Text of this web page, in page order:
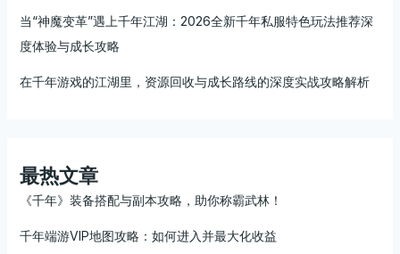
当“神魔变革”遇上千年江湖：2026全新千年私服特色玩法推荐深
度体验与成长攻略
在千年游戏的江湖里，资源回收与成长路线的深度实战攻略解析
最热文章
《千年》装备搭配与副本攻略，助你称霸武林！
千年端游VIP地图攻略：如何进入并最大化收益